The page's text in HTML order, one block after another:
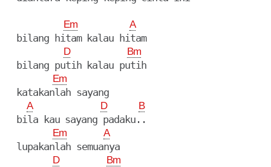
Em A
  bilang hitam kalau hitam
D Bm
  bilang putih kalau putih
Em
  katakanlah sayang
A D B
  bila kau sayang padaku..
Em A
  lupakanlah semuanya
D Bm